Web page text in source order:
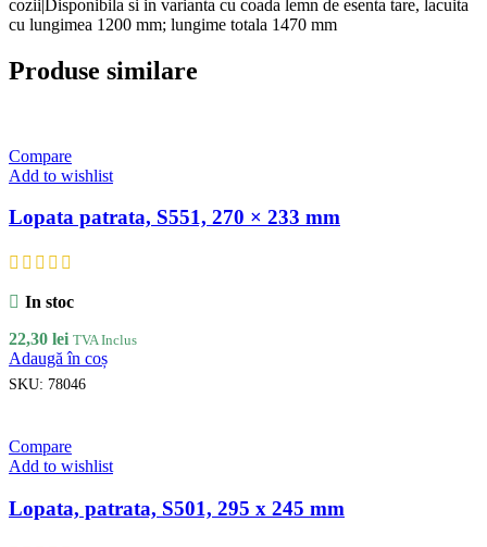
cozii|Disponibila si in varianta cu coada lemn de esenta tare, lacuita
cu lungimea 1200 mm; lungime totala 1470 mm
Produse similare
Compare
Add to wishlist
Lopata patrata, S551, 270 × 233 mm
In stoc
22,30 lei TVA Inclus
Adaugă în coș
SKU: 78046
Compare
Add to wishlist
Lopata, patrata, S501, 295 x 245 mm